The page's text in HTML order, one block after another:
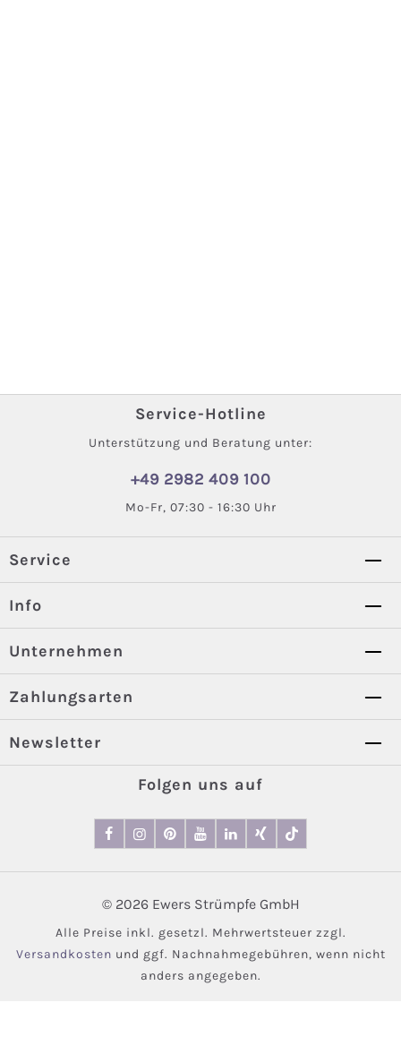
Service-Hotline
Unterstützung und Beratung unter:
+49 2982 409 100
Mo-Fr, 07:30 - 16:30 Uhr
Service
Info
Unternehmen
Zahlungsarten
Newsletter
Folgen uns auf
© 2026 Ewers Strümpfe GmbH
Alle Preise inkl. gesetzl. Mehrwertsteuer zzgl.
Versandkosten und ggf. Nachnahmegebühren, wenn nicht
anders angegeben.